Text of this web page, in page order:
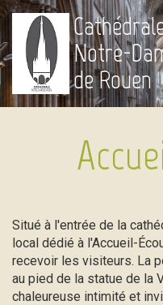
Notre-
de Rouen
Situé à l'entrée de la
local dédié à l'Accueil-
recevoir les visiteurs. La
au pied de la statue de la
chaleureuse intimité et